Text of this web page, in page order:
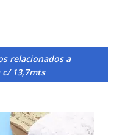
relacionados a
c/ 13,7mts